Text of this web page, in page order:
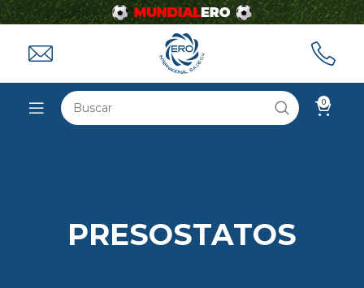
0
PRESOSTATOS